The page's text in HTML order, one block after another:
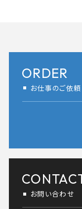
ORDER
お仕事のご依頼
お問い合わせ